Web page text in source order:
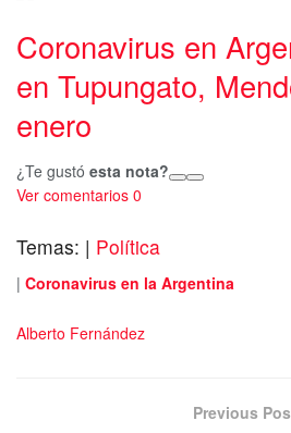
Coronavirus en
en Tupungato,
enero
¿Te gustó esta nota?
Ver comentarios 0
Temas: | Política
| Coronavirus en la Argentina
Alberto Fernández
Previous